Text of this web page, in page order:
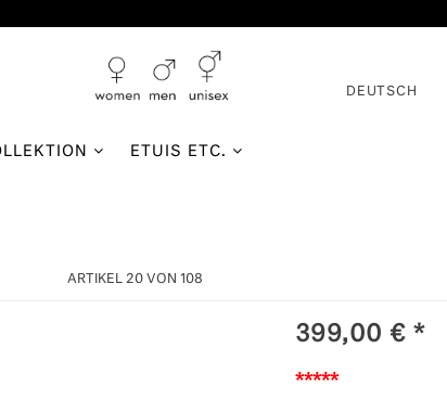
DEUTSCH
ETUIS ETC.
ARTIKEL 20 VON 108
399,00 € *
*****